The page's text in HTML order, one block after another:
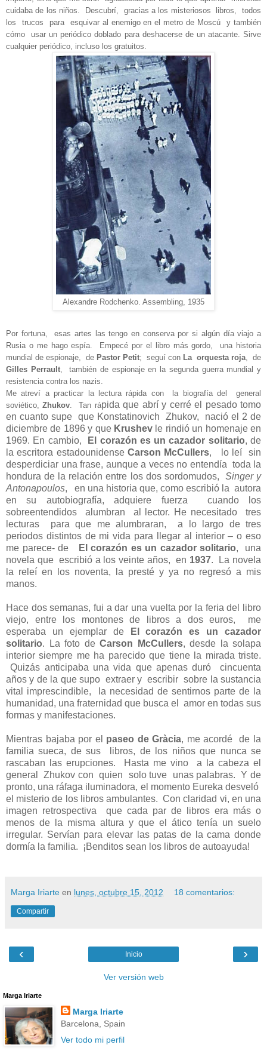
cuidaba de los niños.
Descubrí, gracias a los misteriosos libros,
todos
los
trucos para esquivar al enemigo en el metro de Moscú
y también
cómo
usar un periódico doblado para deshacerse de un atacante. Sirve
cualquier periódico, incluso los gratuitos.
Alexandre Rodchenko. Assembling, 1935
Por fortuna,
esas artes las tengo en conserva por si algún día viajo a
Rusia o me hago espía. Empecé por el libro más gordo,una historia
mundial de espionaje,
de Pastor Petit; seguí con La orquesta roja
de
Gilles Perrault,
también de espionaje en la segunda guerra mundial y
resistencia contra los nazis.
Me atreví a practicar la lectura rápida con la biografía del
general
soviético, Zhukov Tan rápida que abrí y cerré el pesado tomo
en cuanto supe que Konstatinovich Zhukov,
nació el 2 de
diciembre de 1896 y que Krushev le rindió un homenaje en
1969. En cambio,
El corazón es un cazador solitario, de
la escritora estadounidense Carson McCullers, lo leí
sin
desperdiciar una frase, aunque a veces no entendía toda la
hondura de la relación entre los dos sordomudos,
Singer y
Antonapoulos, en una historia que, como escribió la autora
en su autobiografía,
adquiere fuerza
cuando los
sobreentendidos
alumbran al lector. He necesitado
tres
lecturas
para que me alumbraran,
a lo largo de tres
periodos distintos de mi vida para llegar al interior – o eso
me parece- de
El corazón es un cazador solitario,
una
novela que escribió a los veinte años, en 1937. La novela
la releí en los noventa, la presté y ya no regresó a mis
manos.
Hace dos semanas, fui a dar una vuelta por la feria del libro
viejo, entre los montones de libros a dos euros,
me
esperaba un ejemplar deEl corazón es un cazador
solitario. La foto de Carson McCullers, desde la solapa
interior siempre me ha parecido que tiene la mirada triste.
Quizás anticipaba una vida que apenas duró
cincuenta
años y de la que supo extraer y escribir sobre la sustancia
vital imprescindible,
la necesidad de sentirnos parte de la
humanidad, una fraternidad que busca el
amor en todas sus
formas y manifestaciones.
Mientras bajaba por el paseo de Gràcia, me acordé
de la
familia sueca, de sus
libros, de los niños que nunca se
rascaban las erupciones.
Hasta me vino
a la cabeza el
general
Zhukov con quien solo tuve unas palabras.
Y de
pronto, una ráfaga iluminadora, el momento Eureka desveló
el misterio de los libros ambulantes. Con claridad vi, en una
imagen retrospectiva que cada par de libros era más o
menos de la misma altura y que el ático tenía un suelo
irregular. Servían para elevar las patas de la cama donde
dormía la familia.
¡Benditos sean los libros de autoayuda!
Marga Iriarte en lunes, octubre 15, 2012 18 comentarios:
Compartir
‹ ›
Inicio
Ver versión web
Marga Iriarte
Marga Iriarte
Barcelona, Spain
Ver todo mi perfil